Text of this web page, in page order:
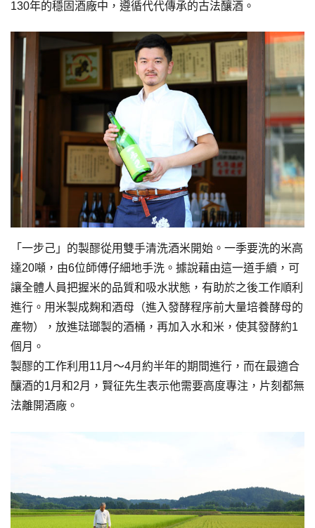
130年的穩固酒廠中，遵循代代傳承的古法釀酒。
「一步己」的製醪從用雙手清洗酒米開始。一季要洗的米高
達20噸，由6位師傅仔細地手洗。據說藉由這一道手續，可
讓全體人員把握米的品質和吸水狀態，有助於之後工作順利
進行。用米製成麹和酒母（進入發酵程序前大量培養酵母的
產物），放進琺瑯製的酒桶，再加入水和米，使其發酵約1
個月。
製醪的工作利用11月〜4月約半年的期間進行，而在最適合
釀酒的1月和2月，賢征先生表示他需要高度專注，片刻都無
法離開酒廠。